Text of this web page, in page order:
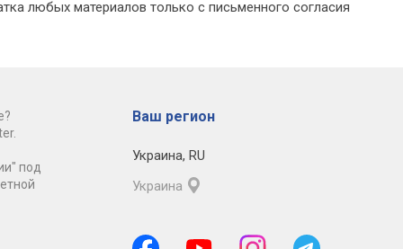
любых материалов только с письменного согласия
под
Ваш регион
Украина, RU
Украина